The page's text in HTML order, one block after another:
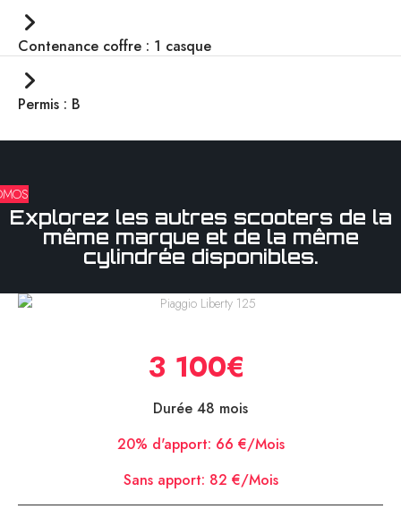
Contenance coffre : 1 casque
Permis : B
Explorez les autres scooters de la
même marque et de la même
cylindrée disponibles.
3 100€
Durée 48 mois
20% d'apport: 66 €/Mois
Sans apport: 82 €/Mois